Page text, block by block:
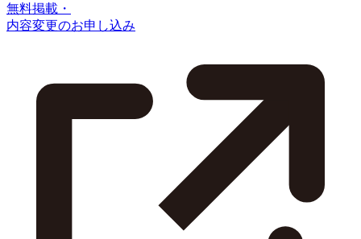
無料掲載・
内容変更のお申し込み